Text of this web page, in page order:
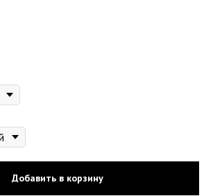
Добавить в корзину